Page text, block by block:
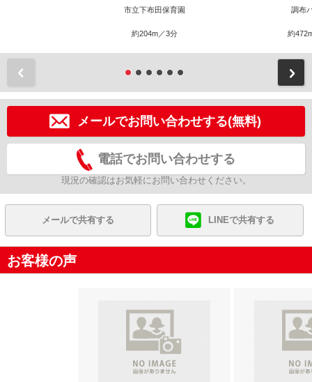
市立下布田保育園
約204m／3分
調布
約
メールでお問い合わせする(無料)
電話でお問い合わせする
現況の確認はお気軽にお問い合わせください。
メールで共有する LINEで共有する
お客様の声